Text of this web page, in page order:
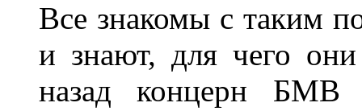
Все знакомы с таким
и знают, для чего
назад концерн БМВ